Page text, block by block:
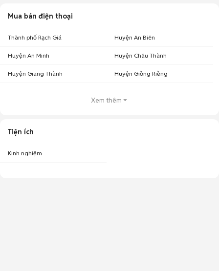
Mua bán điện thoại
Thành phố Rạch Giá Huyện An Biên
Huyện An Minh Huyện Châu Thành
Huyện Giang Thành Huyện Giồng Riềng
Xem thêm
Tiện ích
Kinh nghiệm